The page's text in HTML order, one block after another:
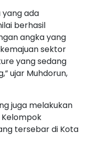
yang ada
berhasil
angka yang
sektor
yang sedang
ujar Muhdorun,
juga melakukan
tersebar di Kota